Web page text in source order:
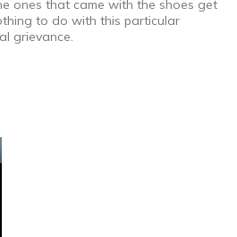
ones that came with the shoes get
to do with this particular
grievance.